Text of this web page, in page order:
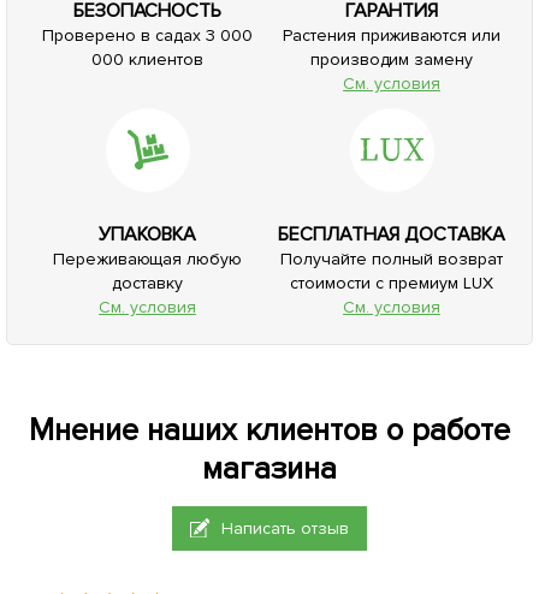
БЕЗОПАСНОСТЬ
Проверено в садах 3 000
000 клиентов
ГАРАНТИЯ
Растения приживаются или
производим замену
См. условия
УПАКОВКА
Переживающая любую
доставку
См. условия
БЕСПЛАТНАЯ ДОСТАВКА
Получайте полный возврат
стоимости с премиум LUX
См. условия
Мнение наших клиентов о работе
магазина
Написать отзыв